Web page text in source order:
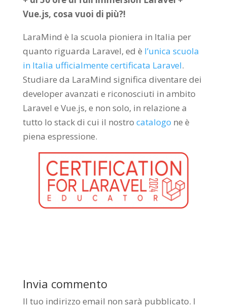
Vue.js, cosa vuoi di più?!
LaraMind è la scuola pioniera in Italia per
quanto riguarda Laravel, ed è l’unica scuola
in Italia ufficialmente certificata Laravel.
Studiare da LaraMind significa diventare dei
developer avanzati e riconosciuti in ambito
Laravel e Vue.js, e non solo, in relazione a
tutto lo stack di cui il nostro catalogo ne è
piena espressione.
Invia commento
Il tuo indirizzo email non sarà pubblicato. I